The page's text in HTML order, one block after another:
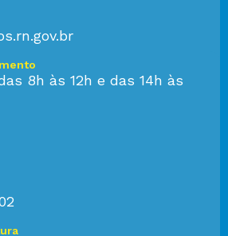
8h às 12h e das 14h às